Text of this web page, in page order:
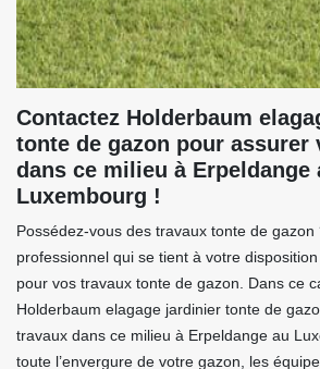
Contactez Holderbaum
tonte de gazon pour assurer
dans ce milieu à Erpeldange
Luxembourg !
Possédez-vous des travaux tonte de gazon
professionnel qui se tient à votre
pour vos travaux tonte de gazon. Dans ce
Holderbaum elagage jardinier tonte de
travaux dans ce milieu à Erpeldange au
toute l’envergure de votre gazon, les